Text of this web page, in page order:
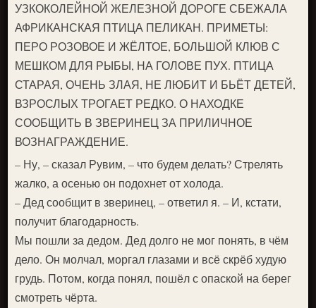
УЗКОКОЛЕЙНОЙ ЖЕЛЕЗНОЙ ДОРОГЕ СБЕЖАЛА
АФРИКАНСКАЯ ПТИЦА ПЕЛИКАН. ПРИМЕТЫ:
ПЕРО РОЗОВОЕ И ЖЁЛТОЕ, БОЛЬШОЙ КЛЮВ С
МЕШКОМ ДЛЯ РЫБЫ, НА ГОЛОВЕ ПУХ. ПТИЦА
СТАРАЯ, ОЧЕНЬ ЗЛАЯ, НЕ ЛЮБИТ И БЬЁТ ДЕТЕЙ,
ВЗРОСЛЫХ ТРОГАЕТ РЕДКО. О НАХОДКЕ
СООБЩИТЬ В ЗВЕРИНЕЦ ЗА ПРИЛИЧНОЕ
ВОЗНАГРАЖДЕНИЕ.
– Ну, – сказал Рувим, – что будем делать? Стрелять
жалко, а осенью он подохнет от холода.
– Дед сообщит в зверинец, – ответил я. – И, кстати,
получит благодарность.
Мы пошли за дедом. Дед долго не мог понять, в чём
дело. Он молчал, моргал глазами и всё скрёб худую
грудь. Потом, когда понял, пошёл с опаской на берег
смотреть чёрта.